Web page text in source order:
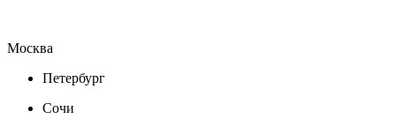
Москва
Петербург
Сочи